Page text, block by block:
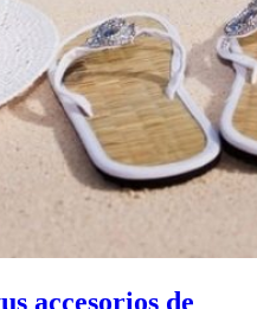
accesorios de